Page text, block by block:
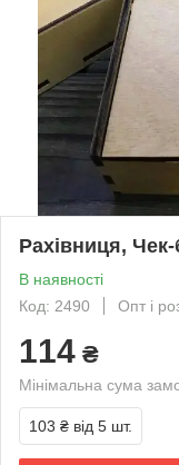
Рахівниця,
В наявності
Код: 2490
Опт і
114 ₴
Мінімальна сума
103 ₴ від 5 шт.